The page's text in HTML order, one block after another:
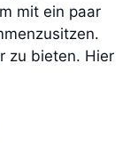
mit ein paar
zu bieten. Hier